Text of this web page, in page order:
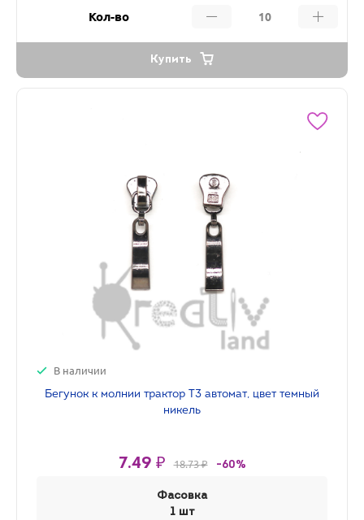
Кол-во
Купить
В наличии
Бегунок к молнии трактор Т3 автомат, цвет темный
никель
7.49 ₽ 18.73 ₽ -60%
Фасовка
1 шт